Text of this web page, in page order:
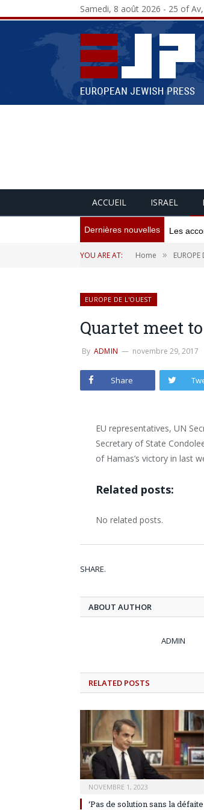
Samedi, 8 août 2026 - 25 of
ACCUEIL ISRAEL
Dernières nouvelles Les
YOU ARE AT: Home » EUROPE
EUROPE DE L'OUEST
Quartet meet
By ADMIN novembre 29, 2017
Share
EU representatives, UN
Secretary of State
of Hamas’s victory in last
Related posts:
No related posts.
SHARE.
ABOUT AUTHOR
ADMIN
RELATED POSTS
NOVEMBRE 1, 2023
‘Pas de solution sans la défaite